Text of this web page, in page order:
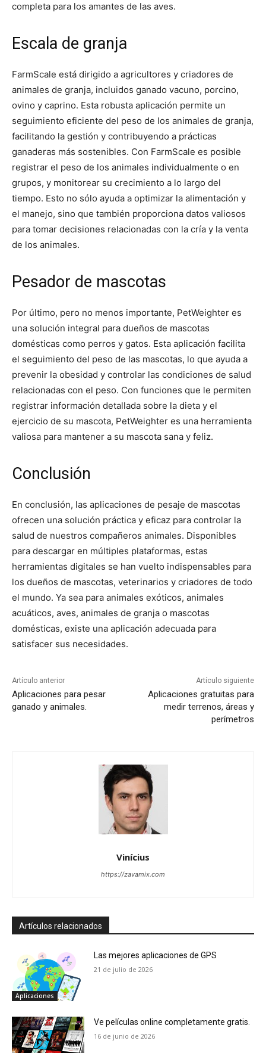
completa para los amantes de las aves.
Escala de granja
FarmScale está dirigido a agricultores y criadores de
animales de granja, incluidos ganado vacuno, porcino,
ovino y caprino. Esta robusta aplicación permite un
seguimiento eficiente del peso de los animales de granja,
facilitando la gestión y contribuyendo a prácticas
ganaderas más sostenibles. Con FarmScale es posible
registrar el peso de los animales individualmente o en
grupos, y monitorear su crecimiento a lo largo del
tiempo. Esto no sólo ayuda a optimizar la alimentación y
el manejo, sino que también proporciona datos valiosos
para tomar decisiones relacionadas con la cría y la venta
de los animales.
Pesador de mascotas
Por último, pero no menos importante, PetWeighter es
una solución integral para dueños de mascotas
domésticas como perros y gatos. Esta aplicación facilita
el seguimiento del peso de las mascotas, lo que ayuda a
prevenir la obesidad y controlar las condiciones de salud
relacionadas con el peso. Con funciones que le permiten
registrar información detallada sobre la dieta y el
ejercicio de su mascota, PetWeighter es una herramienta
valiosa para mantener a su mascota sana y feliz.
Conclusión
En conclusión, las aplicaciones de pesaje de mascotas
ofrecen una solución práctica y eficaz para controlar la
salud de nuestros compañeros animales. Disponibles
para descargar en múltiples plataformas, estas
herramientas digitales se han vuelto indispensables para
los dueños de mascotas, veterinarios y criadores de todo
el mundo. Ya sea para animales exóticos, animales
acuáticos, aves, animales de granja o mascotas
domésticas, existe una aplicación adecuada para
satisfacer sus necesidades.
Artículo anterior
Aplicaciones para pesar
ganado y animales.
Artículo siguiente
Aplicaciones gratuitas para
medir terrenos, áreas y
perímetros
Vinícius
https://zavamix.com
Artículos relacionados
Aplicaciones
Las mejores aplicaciones de GPS
21 de julio de 2026
Ve películas online completamente gratis.
16 de junio de 2026